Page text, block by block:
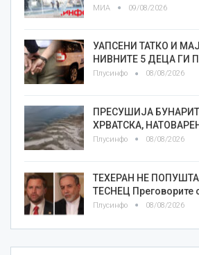
МИА 09/08/2026
УАПСЕНИ ТАТКО И
НИВНИТЕ 5 ДЕЦА ГИ
Плусинфо 08/08/2026
ПРЕСУШИЈА
ХРВАТСКА,
Плусинфо 08/08/2026
ТЕХЕРАН НЕ
ТЕСНЕЦ Преговорите
Плусинфо 08/08/2026